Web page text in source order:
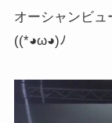
オーシャンビュ
((*◕ω◕)ﾉ